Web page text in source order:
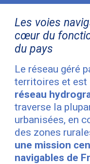
Les voies
cœur du
du pays
Le réseau géré
territoires et est
réseau
traverse la
urbanisées, en
des zones
une mission
navigables de